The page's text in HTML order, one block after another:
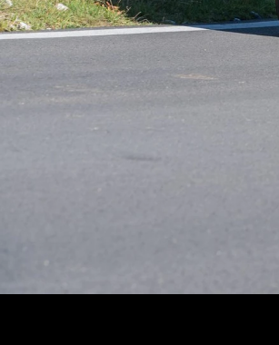
ΑΝΑΖΗΤΗΣΗ
Μεταχειρισμένα